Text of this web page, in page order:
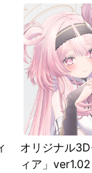
オリジナル
ィア」ver1.02